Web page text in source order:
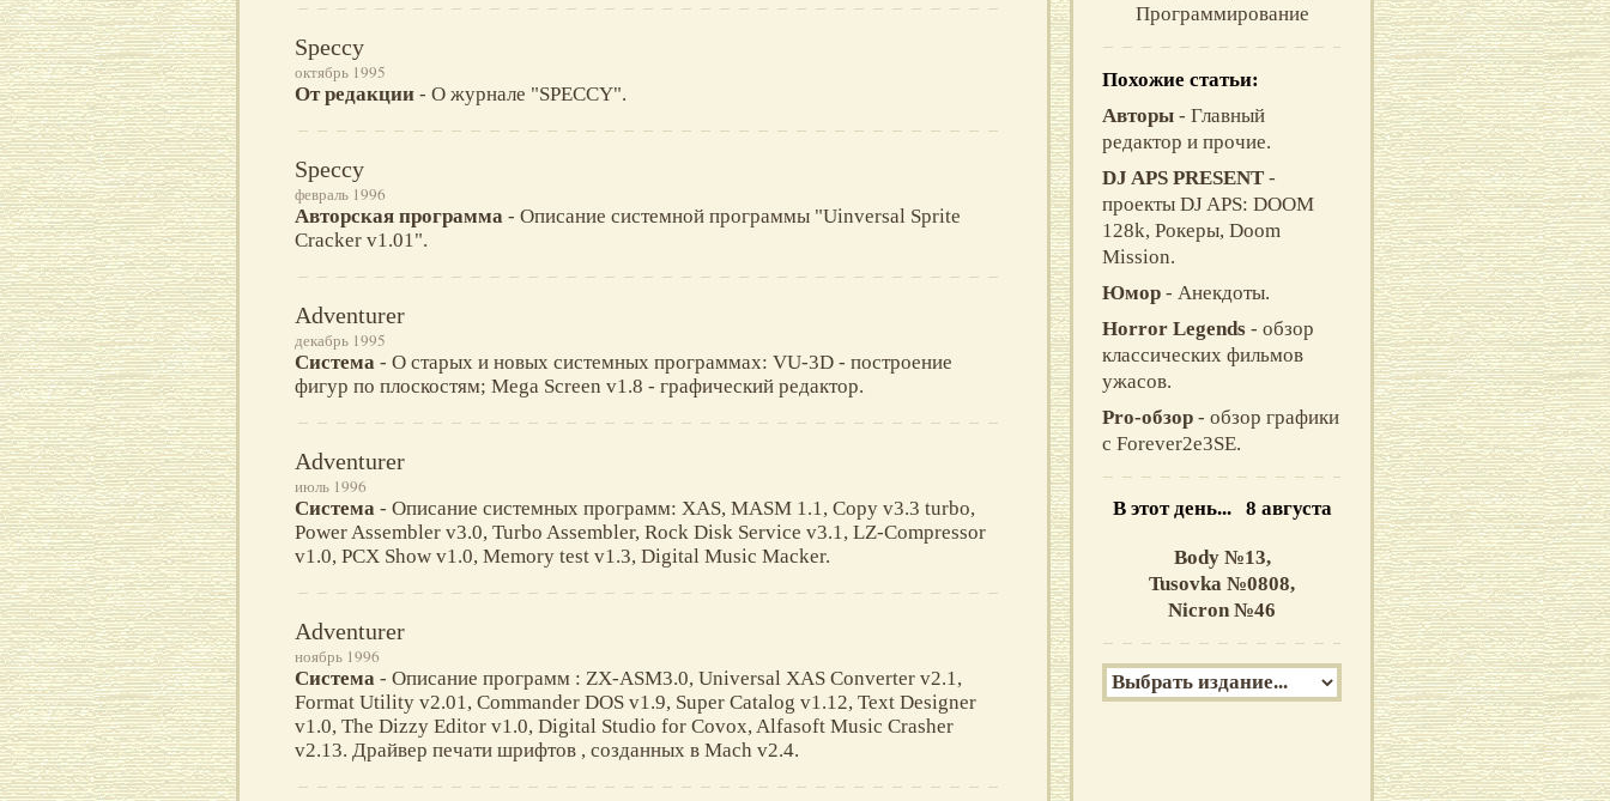
Speccy
октябрь 1995
От редакции - О журнале "SPECCY".
Speccy
февраль 1996
Авторская программа - Описание системной программы "Uinversal Sprite
Cracker v1.01".
Adventurer
декабрь 1995
Система - О старых и новых системных программах: VU-3D - построение
фигур по плоскостям; Mega Screen v1.8 - графический редактор.
Adventurer
июль 1996
Система - Описание системных программ: XAS, MASM 1.1, Copy v3.3 turbo,
Power Assembler v3.0, Turbo Assembler, Rock Disk Service v3.1, LZ-Compressor
v1.0, PCX Show v1.0, Memory test v1.3, Digital Music Macker.
Adventurer
ноябрь 1996
Система - Описание программ : ZX-ASM3.0, Universal XAS Converter v2.1,
Format Utility v2.01, Commander DOS v1.9, Super Catalog v1.12, Text Designer
v1.0, The Dizzy Editor v1.0, Digital Studio for Covox, Alfasoft Music Crasher
v2.13. Драйвер печати шрифтов , созданных в Mach v2.4.
Программирование
Похожие статьи:
Авторы - Главный
редактор и прочие.
DJ APS PRESENT -
проекты DJ APS: DOOM
128k, Рокеры, Doom
Mission.
Юмор - Анекдоты.
Horror Legends - обзор
классических фильмов
ужасов.
Pro-обзор - обзор графики
с Forever2e3SE.
В этот день... 8 августа
Body №13,
Tusovka №0808,
Nicron №46